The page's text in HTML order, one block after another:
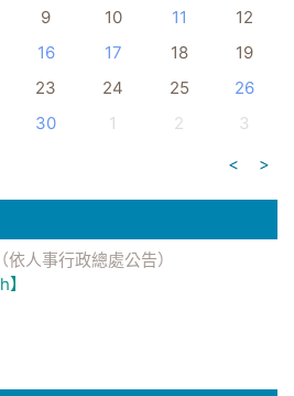
9 10 11
12
16 17 18
19
23 24 25
26
30 1 2
3
<
>
依人事行政總處公告）